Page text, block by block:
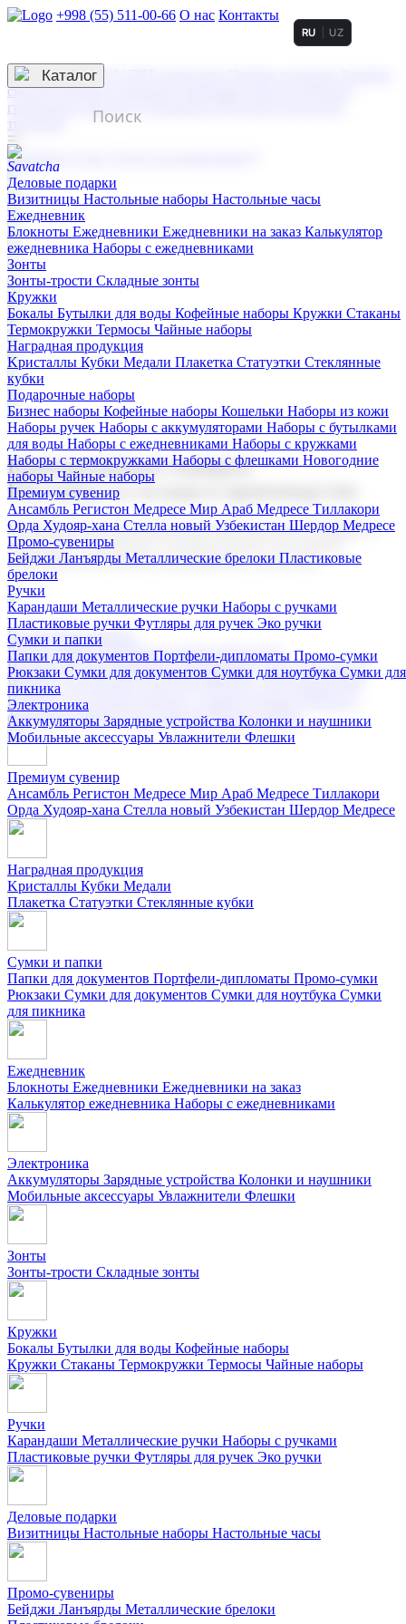
+998 (55) 511-00-66 О нас Контакты
3D гравировка
смолой (Doming)
гравировка твердая
тиснение
RU UZ
☰
Контакты
Каталог
Деловые подарки
Визитницы Настольные наборы Настольные часы
Ежедневник
Блокноты Ежедневники Ежедневники на заказ Калькулятор
ежедневника Наборы с ежедневниками
Зонты
Зонты-трости Складные зонты
Кружки
Бокалы Бутылки для воды Кофейные наборы Кружки Стаканы
Термокружки Термосы Чайные наборы
Наградная продукция
Kристаллы Кубки Медали Плакетка Статуэтки Стеклянные
кубки
Подарочные наборы
Бизнес наборы Кофейные наборы Кошельки Наборы из кожи
Наборы ручек Наборы с аккумуляторами Наборы с бутылками
для воды Наборы с ежедневниками Наборы с кружками
Наборы с термокружками Наборы с флешками Новогодние
наборы Чайные наборы
Премиум сувенир
Ансамбль Регистон Медресе Мир Араб Медресе Тиллакори
Орда Худояр-хана Стелла новый Узбекистан Шердор Медресе
Промо-сувениры
Бейджи Ланъярды Металлические брелоки Пластиковые
брелоки
Ручки
Карандаши Металлические ручки Наборы с ручками
Пластиковые ручки Футляры для ручек Эко ручки
Сумки и папки
Папки для документов Портфели-дипломаты Промо-сумки
Рюкзаки Сумки для документов Сумки для ноутбука Сумки для
пикника
Электроника
Аккумуляторы Зарядные устройства Колонки и наушники
Мобильные аксессуары Увлажнители Флешки
Корпоративные подарки
Поставка со склада и производство
Мы предлагаем широкий выбор корпоративных подарков и
сувениров с логотипом. В нашем каталоге вы найдете
продукцию для бизнеса, мероприятия и клиентов.
Подарочные наборы
Бизнес наборыКофейные наборы Кошельки
Наборы из кожиНаборы ручекНаборы с аккумуляторами
Наборы с бутылками для воды
Наборы с ежедневниками
Наборы с кружками
флешкамиНовогодние наборыЧайные наборы
Премиум сувенир
Ансамбль Регистон Медресе Мир Араб Медресе Тиллакори
Орда Худояр-хана Стелла новый Узбекистан Шердор Медресе
Наградная продукция
Kристаллы Кубки Медали
Плакетка Статуэтки Стеклянные кубки
Сумки и папки
Папки для документов Портфели-дипломаты Промо-сумки
Рюкзаки Сумки для документов Сумки для ноутбука Сумки
для пикника
Ежедневник
Блокноты Ежедневники Ежедневники на заказ
Калькулятор ежедневника Наборы с ежедневниками
Электроника
Аккумуляторы Зарядные устройства Колонки и наушники
Мобильные аксессуары Увлажнители Флешки
Зонты
Зонты-трости Складные зонты
Кружки
Бокалы Бутылки для воды Кофейные наборы
Кружки Стаканы Термокружки Термосы Чайные наборы
Ручки
Карандаши Металлические ручки Наборы с ручками
Пластиковые ручки Футляры для ручек Эко ручки
Деловые подарки
Визитницы Настольные наборы Настольные часы
Промо-сувениры
Бейджи Ланъярды Металлические брелоки